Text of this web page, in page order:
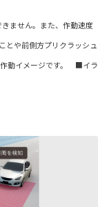
ません。また、作動速度
とや前側方プリクラッシュ
動イメージです。 ■イラ